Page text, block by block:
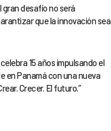
gran desafío no será
que la innovación sea
15 años impulsando el
en Panamá con una nueva
Crecer. El futuro.”